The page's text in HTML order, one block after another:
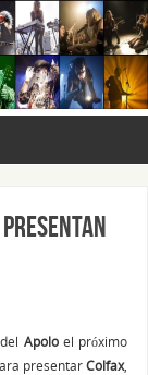
presentan
Apoloel próximo
presentarColfax,